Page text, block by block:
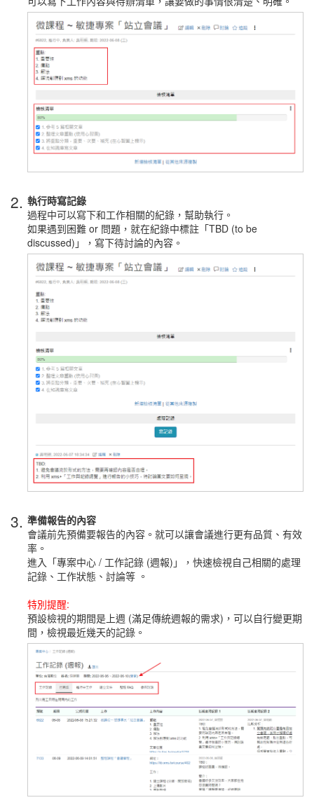
2. 執行時寫記錄
過程中可以寫下和工作相關的紀錄，幫助執行。
如果遇到困難 or 問題，就在紀錄中標註「TBD (to be
discussed)」，寫下待討論的內容。
3. 準備報告的內容
會議前先預備要報告的內容。就可以讓會議進行更有品質、有效
率。
進入「專案中心 / 工作記錄 (週報)」，快速檢視自己相關的處理
記錄、工作狀態、討論等 。
特別提醒:
預設檢視的期間是上週 (滿足傳統週報的需求)，可以自行變更期
間，檢視最近幾天的記錄。